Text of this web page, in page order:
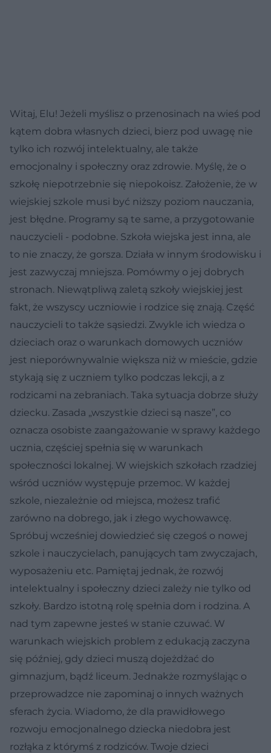
Witaj, Elu! Jeżeli myślisz o przenosinach na wieś pod
kątem dobra własnych dzieci, bierz pod uwagę nie
tylko ich rozwój intelektualny, ale także
emocjonalny i społeczny oraz zdrowie. Myślę, że o
szkołę niepotrzebnie się niepokoisz. Założenie, że w
wiejskiej szkole musi być niższy poziom nauczania,
jest błędne. Programy są te same, a przygotowanie
nauczycieli - podobne. Szkoła wiejska jest inna, ale
to nie znaczy, że gorsza. Działa w innym środowisku i
jest zazwyczaj mniejsza. Pomówmy o jej dobrych
stronach. Niewątpliwą zaletą szkoły wiejskiej jest
fakt, że wszyscy uczniowie i rodzice się znają. Część
nauczycieli to także sąsiedzi. Zwykle ich wiedza o
dzieciach oraz o warunkach domowych uczniów
jest nieporównywalnie większa niż w mieście, gdzie
stykają się z uczniem tylko podczas lekcji, a z
rodzicami na zebraniach. Taka sytuacja dobrze służy
dziecku. Zasada „wszystkie dzieci są nasze”, co
oznacza osobiste zaangażowanie w sprawy każdego
ucznia, częściej spełnia się w warunkach
społeczności lokalnej. W wiejskich szkołach rzadziej
wśród uczniów występuje przemoc. W każdej
szkole, niezależnie od miejsca, możesz trafić
zarówno na dobrego, jak i złego wychowawcę.
Spróbuj wcześniej dowiedzieć się czegoś o nowej
szkole i nauczycielach, panujących tam zwyczajach,
wyposażeniu etc. Pamiętaj jednak, że rozwój
intelektualny i społeczny dzieci zależy nie tylko od
szkoły. Bardzo istotną rolę spełnia dom i rodzina. A
nad tym zapewne jesteś w stanie czuwać. W
warunkach wiejskich problem z edukacją zaczyna
się później, gdy dzieci muszą dojeżdżać do
gimnazjum, bądź liceum. Jednakże rozmyślając o
przeprowadzce nie zapominaj o innych ważnych
sferach życia. Wiadomo, że dla prawidłowego
rozwoju emocjonalnego dziecka niedobra jest
rozłąka z którymś z rodziców. Twoje dzieci